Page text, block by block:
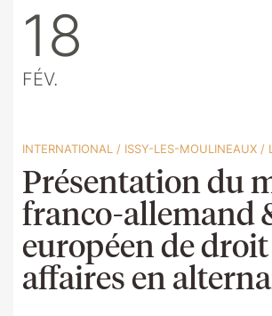
18
FÉV.
INTERNATIONAL / ISSY-LES-MOULINEAUX /
Présentation du
franco-allemand
européen de
affaires en